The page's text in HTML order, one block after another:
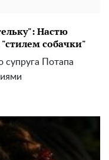
Настю
собачки"
супруга Потапа